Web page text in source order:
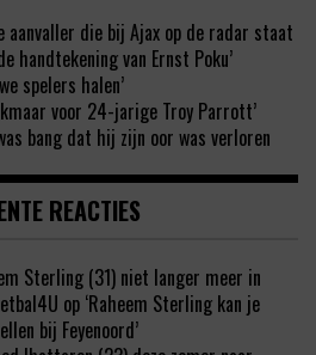
aanvaller die bij Ajax op de radar staat
handtekening van Ernst Poku’
spelers halen’
voor 24-jarige Troy Parrott’
bang dat hij zijn oor was verloren
REACTIES
Sterling (31) niet langer meer in
op ‘Raheem Sterling kan je
bij Feyenoord’